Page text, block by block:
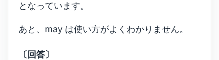
となっています。
あと、may は使い方がよくわかりません。
〔回答〕